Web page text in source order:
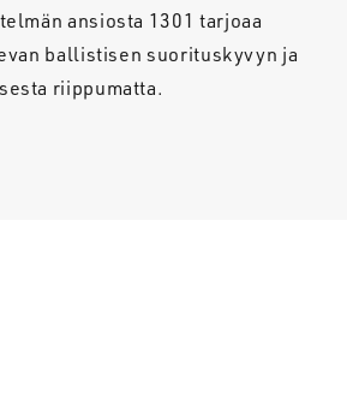
ansiosta 1301 tarjoaa
ballistisen suorituskyvyn ja
riippumatta.